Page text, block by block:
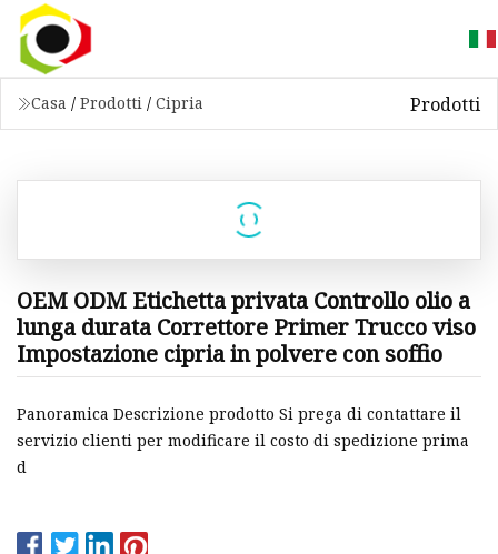
Casa / Prodotti / Cipria Prodotti
OEM ODM Etichetta privata Controllo olio a
lunga durata Correttore Primer Trucco viso
Impostazione cipria in polvere con soffio
Panoramica Descrizione prodotto Si prega di contattare il
servizio clienti per modificare il costo di spedizione prima
d